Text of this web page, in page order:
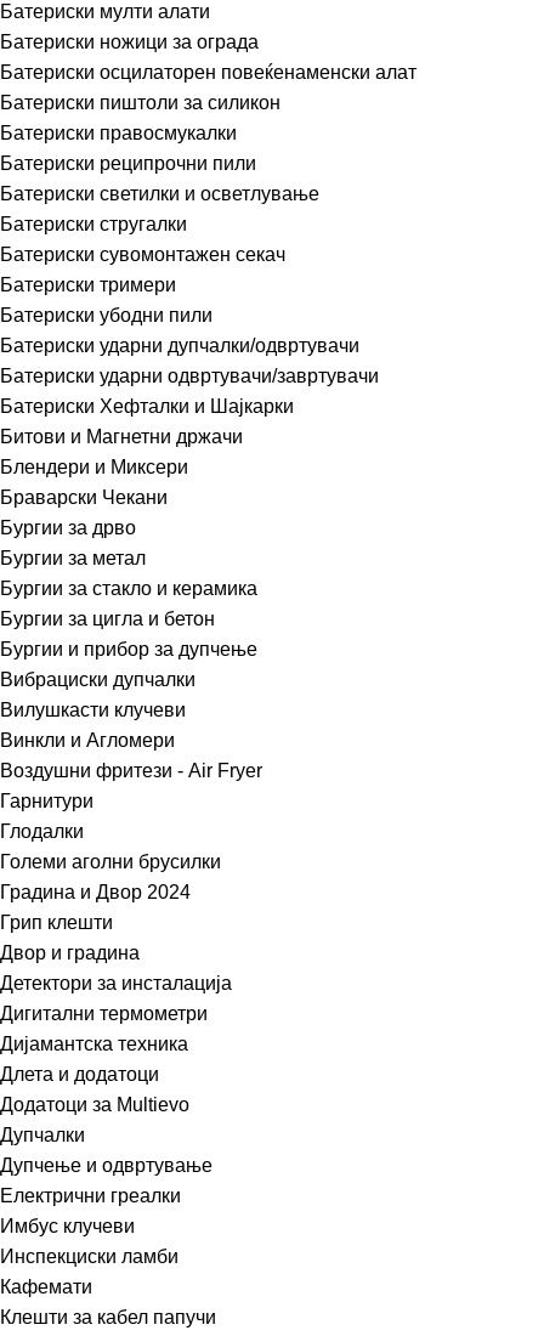
Батериски мулти алати
Батериски ножици за ограда
Батериски осцилаторен повеќенаменски алат
Батериски пиштоли за силикон
Батериски правосмукалки
Батериски реципрочни пили
Батериски светилки и осветлување
Батериски стругалки
Батериски сувомонтажен секач
Батериски тримери
Батериски убодни пили
Батериски ударни дупчалки/одвртувачи
Батериски ударни одвртувачи/завртувачи
Батериски Хефталки и Шајкарки
Битови и Магнетни држачи
Блендери и Миксери
Браварски Чекани
Бургии за дрво
Бургии за метал
Бургии за стакло и керамика
Бургии за цигла и бетон
Бургии и прибор за дупчење
Вибрациски дупчалки
Вилушкасти клучеви
Винкли и Агломери
Воздушни фритези - Air Fryer
Гарнитури
Глодалки
Големи аголни брусилки
Градина и Двор 2024
Грип клешти
Двор и градина
Детектори за инсталација
Дигитални термометри
Дијамантска техника
Длета и додатоци
Додатоци за Multievo
Дупчалки
Дупчење и одвртување
Електрични греалки
Имбус клучеви
Инспекциски ламби
Кафемати
Клешти за кабел папучи